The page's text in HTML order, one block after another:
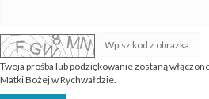
Twoja prośba lub podziękowanie zostaną
Matki Bożej w Rychwałdzie.